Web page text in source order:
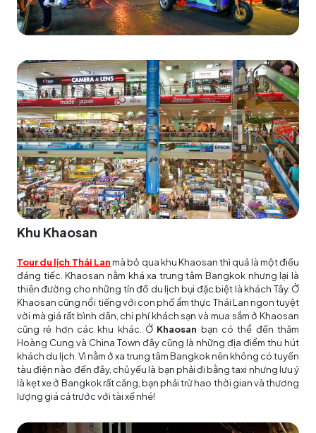
Khu Khaosan
Tour du lịch Thái Lanmà bỏ qua khu Khaosan thì quả là một điều
đáng tiếc. Khaosan nằm khá xa trung tâm Bangkok nhưng lại là
thiên đường cho những tín đồ du lịch bụi đặc biệt là khách Tây. Ở
Khaosan cũng nổi tiếng với con phố ẩm thực Thái Lan ngon tuyệt
vời mà giá rất bình dân, chi phí khách sạn và mua sắm ở Khaosan
cũng rẻ hơn các khu khác. Ở Khaosan bạn có thể đến thăm
Hoàng Cung và China Town đây cũng là những địa điểm thu hút
khách du lịch. Vì nằm ở xa trung tâm Bangkok nên không có tuyến
tàu điện nào đến đây, chủ yếu là bạn phải đi bằng taxi nhưng lưu ý
là kẹt xe ở Bangkok rất căng, bạn phải trừ hao thời gian và thương
lượng giá cả trước với tài xế nhé!